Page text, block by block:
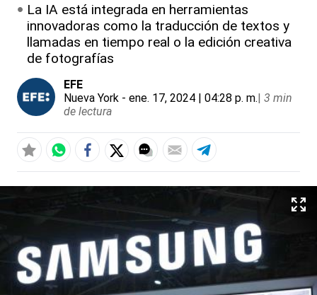
La IA está integrada en herramientas
innovadoras como la traducción de textos y
llamadas en tiempo real o la edición creativa
de fotografías
EFE
Nueva York - ene. 17, 2024 | 04:28 p. m.| 3 min
de lectura